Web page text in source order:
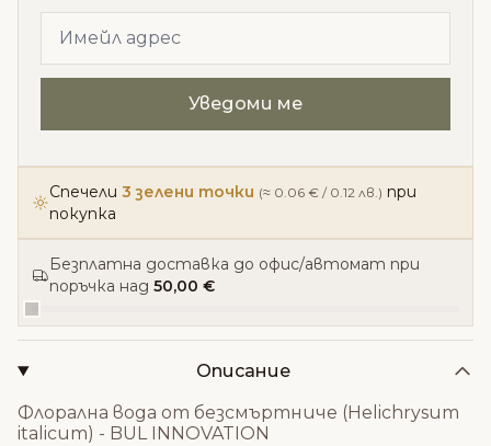
Спечели 3 зелени точки (≈ 0.06 € / 0.12 лв.) при
покупка
Безплатна доставка до офис/автомат при
поръчка над 50,00 €
Описание
Флорална вода от безсмъртниче (Helichrysum
italicum) - BUL INNOVATION